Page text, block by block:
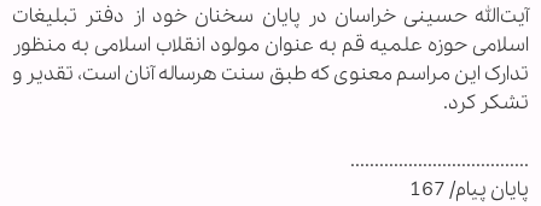
آیت‌الله حسینی خراسان در پایان سخنان خود از دفتر تبلیغات
اسلامی حوزه علمیه قم به عنوان مولود انقلاب اسلامی به منظور
تدارک این مراسم معنوی که طبق سنت هرساله آنان است، تقدیر و
تشکر کرد.
.....................................
پایان پیام/ 167